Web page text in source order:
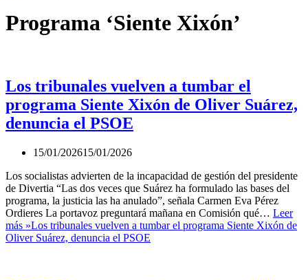
Programa ‘Siente Xixón’
Los tribunales vuelven a tumbar el
programa Siente Xixón de Oliver Suárez,
denuncia el PSOE
15/01/202615/01/2026
Los socialistas advierten de la incapacidad de gestión del presidente
de Divertia “Las dos veces que Suárez ha formulado las bases del
programa, la justicia las ha anulado”, señala Carmen Eva Pérez
Ordieres La portavoz preguntará mañana en Comisión qué… Leer
más »Los tribunales vuelven a tumbar el programa Siente Xixón de
Oliver Suárez, denuncia el PSOE